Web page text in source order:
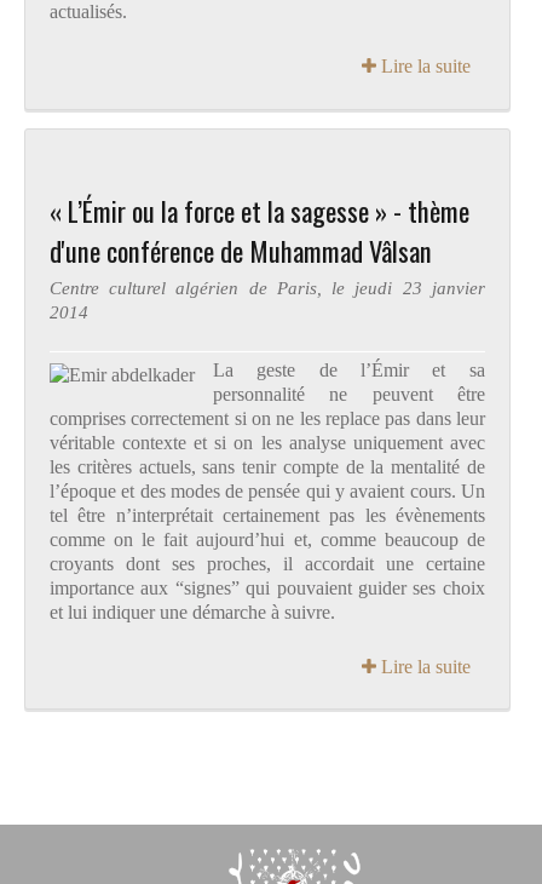
actualisés.
Lire la suite
« L’Émir ou la force et la sagesse » - thème
d'une conférence de Muhammad Vâlsan
Centre culturel algérien de Paris, le jeudi 23 janvier
2014
La geste de l’Émir et sa
personnalité ne peuvent être
comprises correctement si on ne les replace pas dans leur
véritable contexte et si on les analyse uniquement avec
les critères actuels, sans tenir compte de la mentalité de
l’époque et des modes de pensée qui y avaient cours. Un
tel être n’interprétait certainement pas les évènements
comme on le fait aujourd’hui et, comme beaucoup de
croyants dont ses proches, il accordait une certaine
importance aux “signes” qui pouvaient guider ses choix
et lui indiquer une démarche à suivre.
Lire la suite